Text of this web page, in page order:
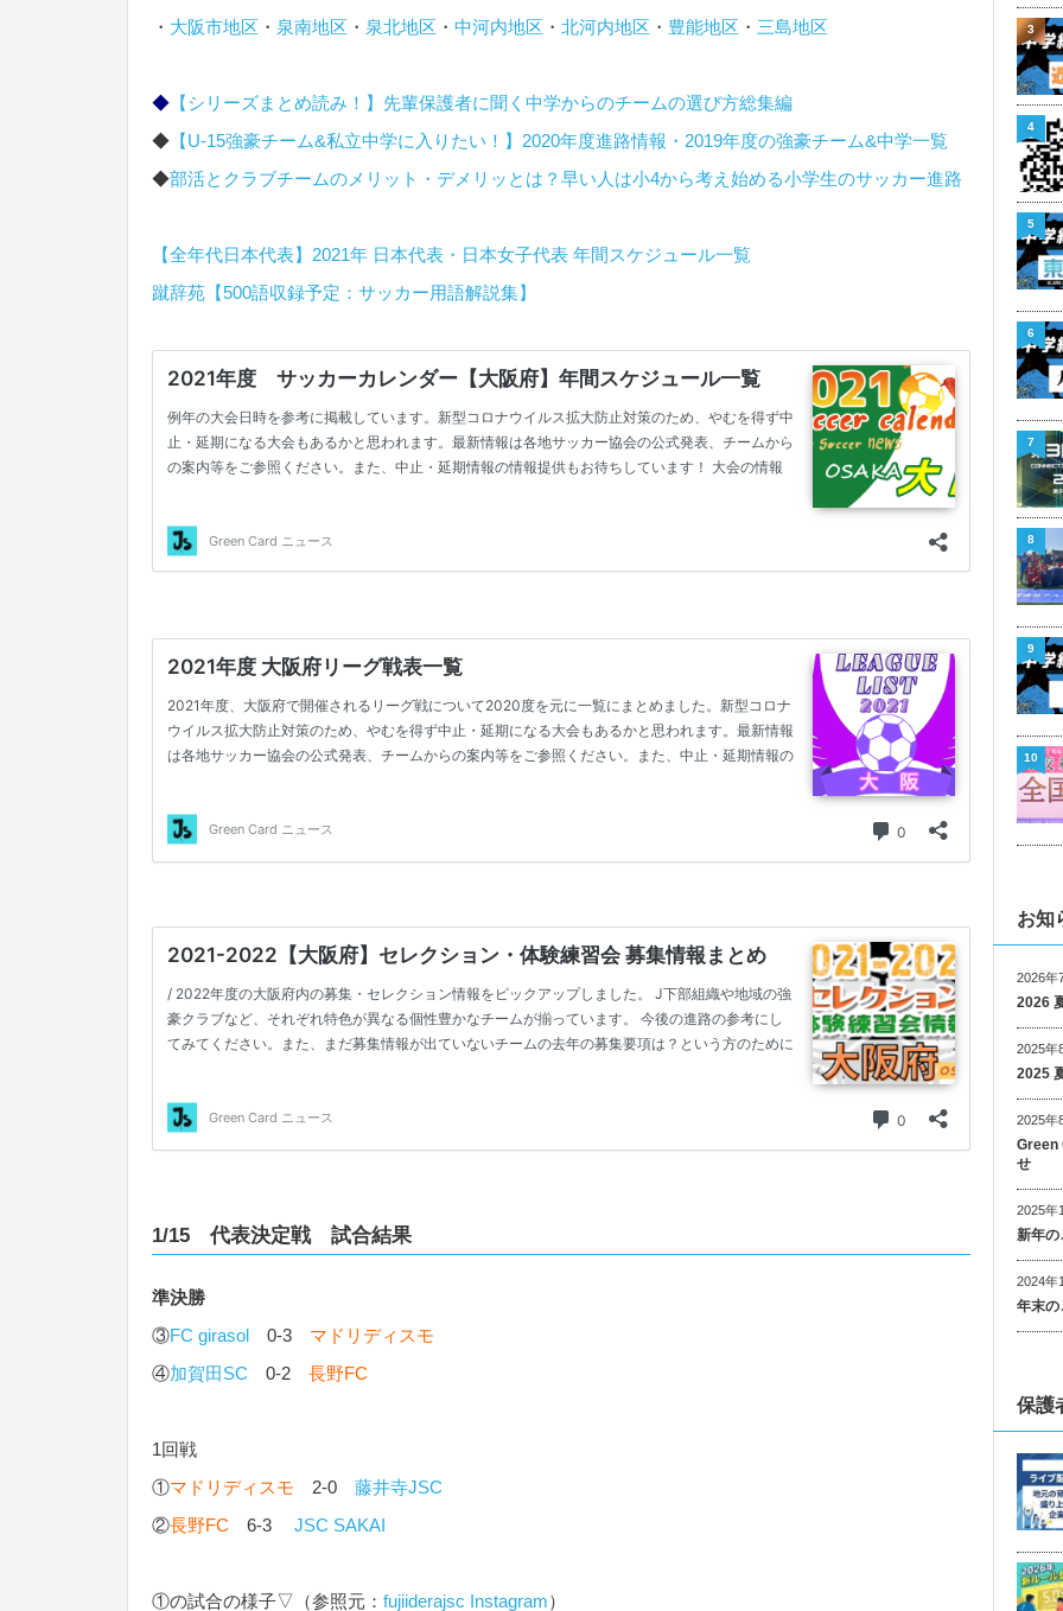
・ 大阪市地区 ・ 泉南地区 ・ 泉北地区 ・ 中河内地区 ・ 北河内地区 ・ 豊能地区 ・ 三島地区
◆ 【シリーズまとめ読み！】先輩保護者に聞く中学からのチームの選び方総集編
◆ 【U-15強豪チーム&私立中学に入りたい！】2020年度進路情報・2019年度の強豪チーム&中学一覧
◆部活とクラブチームのメリット・デメリッとは？早い人は小4から考え始める小学生のサッカー進路
【全年代日本代表】2021年 日本代表・日本女子代表 年間スケジュール一覧
蹴辞苑【500語収録予定：サッカー用語解説集】
1/15 代表決定戦 試合結果
準決勝
③FC girasol 0-3 マドリディスモ
④加賀田SC 0-2 長野FC
1回戦
①マドリディスモ 2-0 藤井寺JSC
②長野FC 6-3 JSC SAKAI
①の試合の様子▽（参照元： fujiiderajsc Instagram）
3
4
5
6
7
8
9
10
お知
2026年
2026
2025年
2025
2025年
Green
せ
2025年
新年の
2024年
年末の
保護